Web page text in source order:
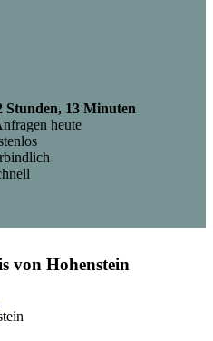
Stunden, 13 Minuten
heute
von Hohenstein